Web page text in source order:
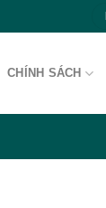
CHÍNH SÁCH